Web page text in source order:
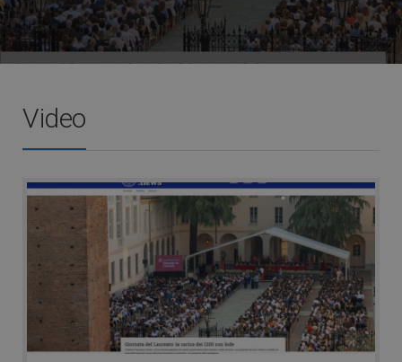
Video